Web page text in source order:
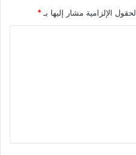
الحقول الإلزامية مشار إليها بـ *